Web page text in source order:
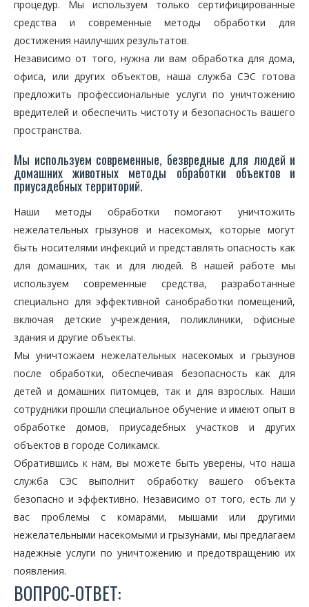
процедур. Мы используем только сертифицированные
средства и современные методы обработки для
достижения наилучших результатов.
Независимо от того, нужна ли вам обработка для дома,
офиса, или других объектов, наша служба СЭС готова
предложить профессиональные услуги по уничтожению
вредителей и обеспечить чистоту и безопасность вашего
пространства.
Мы используем современные, безвредные для людей и
домашних животных методы обработки объектов и
приусадебных территорий.
Наши методы обработки помогают уничтожить
нежелательных грызунов и насекомых, которые могут
быть носителями инфекций и представлять опасность как
для домашних, так и для людей. В нашей работе мы
используем современные средства, разработанные
специально для эффективной санобработки помещений,
включая детские учреждения, поликлиники, офисные
здания и другие объекты.
Мы уничтожаем нежелательных насекомых и грызунов
после обработки, обеспечивая безопасность как для
детей и домашних питомцев, так и для взрослых. Наши
сотрудники прошли специальное обучение и имеют опыт в
обработке домов, приусадебных участков и других
объектов в городе Соликамск.
Обратившись к нам, вы можете быть уверены, что наша
служба СЭС выполнит обработку вашего объекта
безопасно и эффективно. Независимо от того, есть ли у
вас проблемы с комарами, мышами или другими
нежелательными насекомыми и грызунами, мы предлагаем
надежные услуги по уничтожению и предотвращению их
появления.
ВОПРОС-ОТВЕТ: